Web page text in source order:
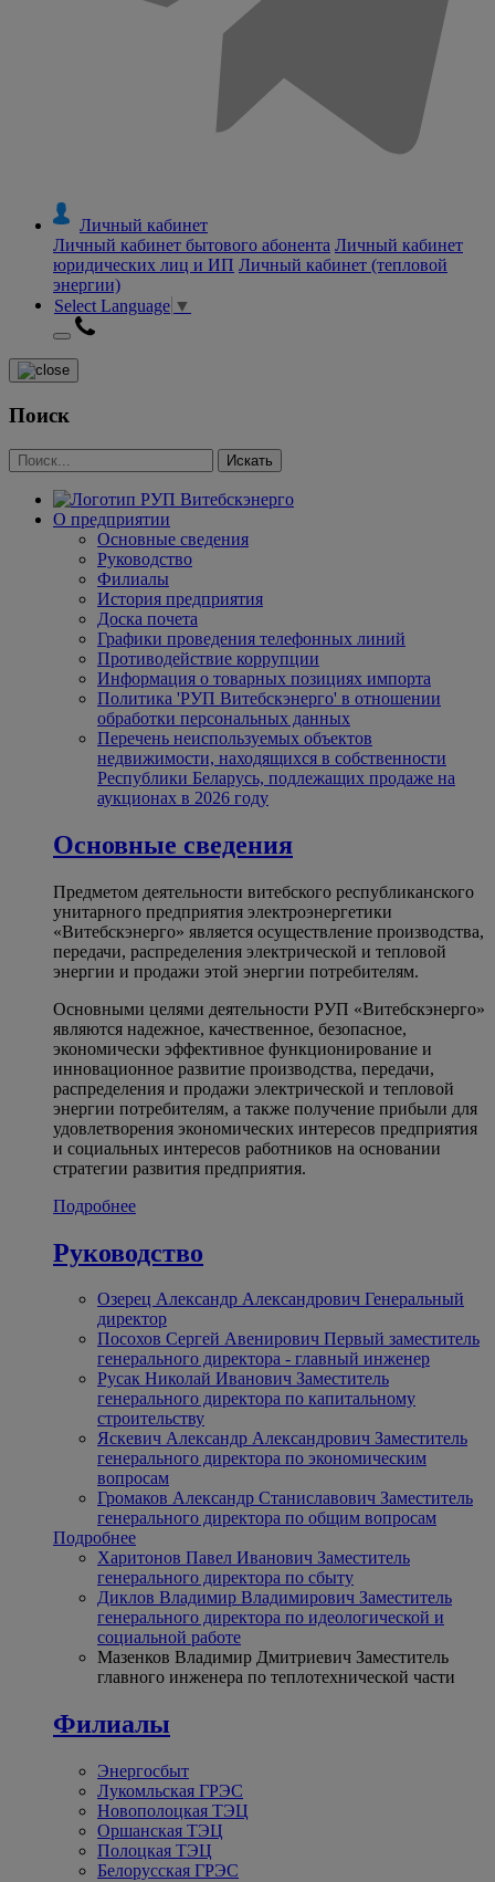
Личный кабинет
Личный кабинет бытового абонента Личный кабинет
юридических лиц и ИП Личный кабинет (тепловой
энергии)
Select Language ▼
Поиск
О предприятии
Основные сведения
Руководство
Филиалы
История предприятия
Доска почета
Графики проведения телефонных линий
Противодействие коррупции
Информация о товарных позициях импорта
Политика 'РУП Витебскэнерго' в отношении
обработки персональных данных
Перечень неиспользуемых объектов
недвижимости, находящихся в собственности
Республики Беларусь, подлежащих продаже на
аукционах в 2026 году
Основные сведения
Предметом деятельности витебского республиканского
унитарного предприятия электроэнергетики
«Витебскэнерго» является осуществление производства,
передачи, распределения электрической и тепловой
энергии и продажи этой энергии потребителям.
Основными целями деятельности РУП «Витебскэнерго»
являются надежное, качественное, безопасное,
экономически эффективное функционирование и
инновационное развитие производства, передачи,
распределения и продажи электрической и тепловой
энергии потребителям, а также получение прибыли для
удовлетворения экономических интересов предприятия
и социальных интересов работников на основании
стратегии развития предприятия.
Подробнее
Руководство
Озерец Александр Александрович Генеральный
директор
Посохов Сергей Авенирович Первый заместитель
генерального директора - главный инженер
Русак Николай Иванович Заместитель
генерального директора по капитальному
строительству
Яскевич Александр Александрович Заместитель
генерального директора по экономическим
вопросам
Громаков Александр Станиславович Заместитель
генерального директора по общим вопросам
Подробнее
Харитонов Павел Иванович Заместитель
генерального директора по сбыту
Диклов Владимир Владимирович Заместитель
генерального директора по идеологической и
социальной работе
Мазенков Владимир Дмитриевич Заместитель
главного инженера по теплотехнической части
Филиалы
Энергосбыт
Лукомльская ГРЭС
Новополоцкая ТЭЦ
Оршанская ТЭЦ
Полоцкая ТЭЦ
Белорусская ГРЭС